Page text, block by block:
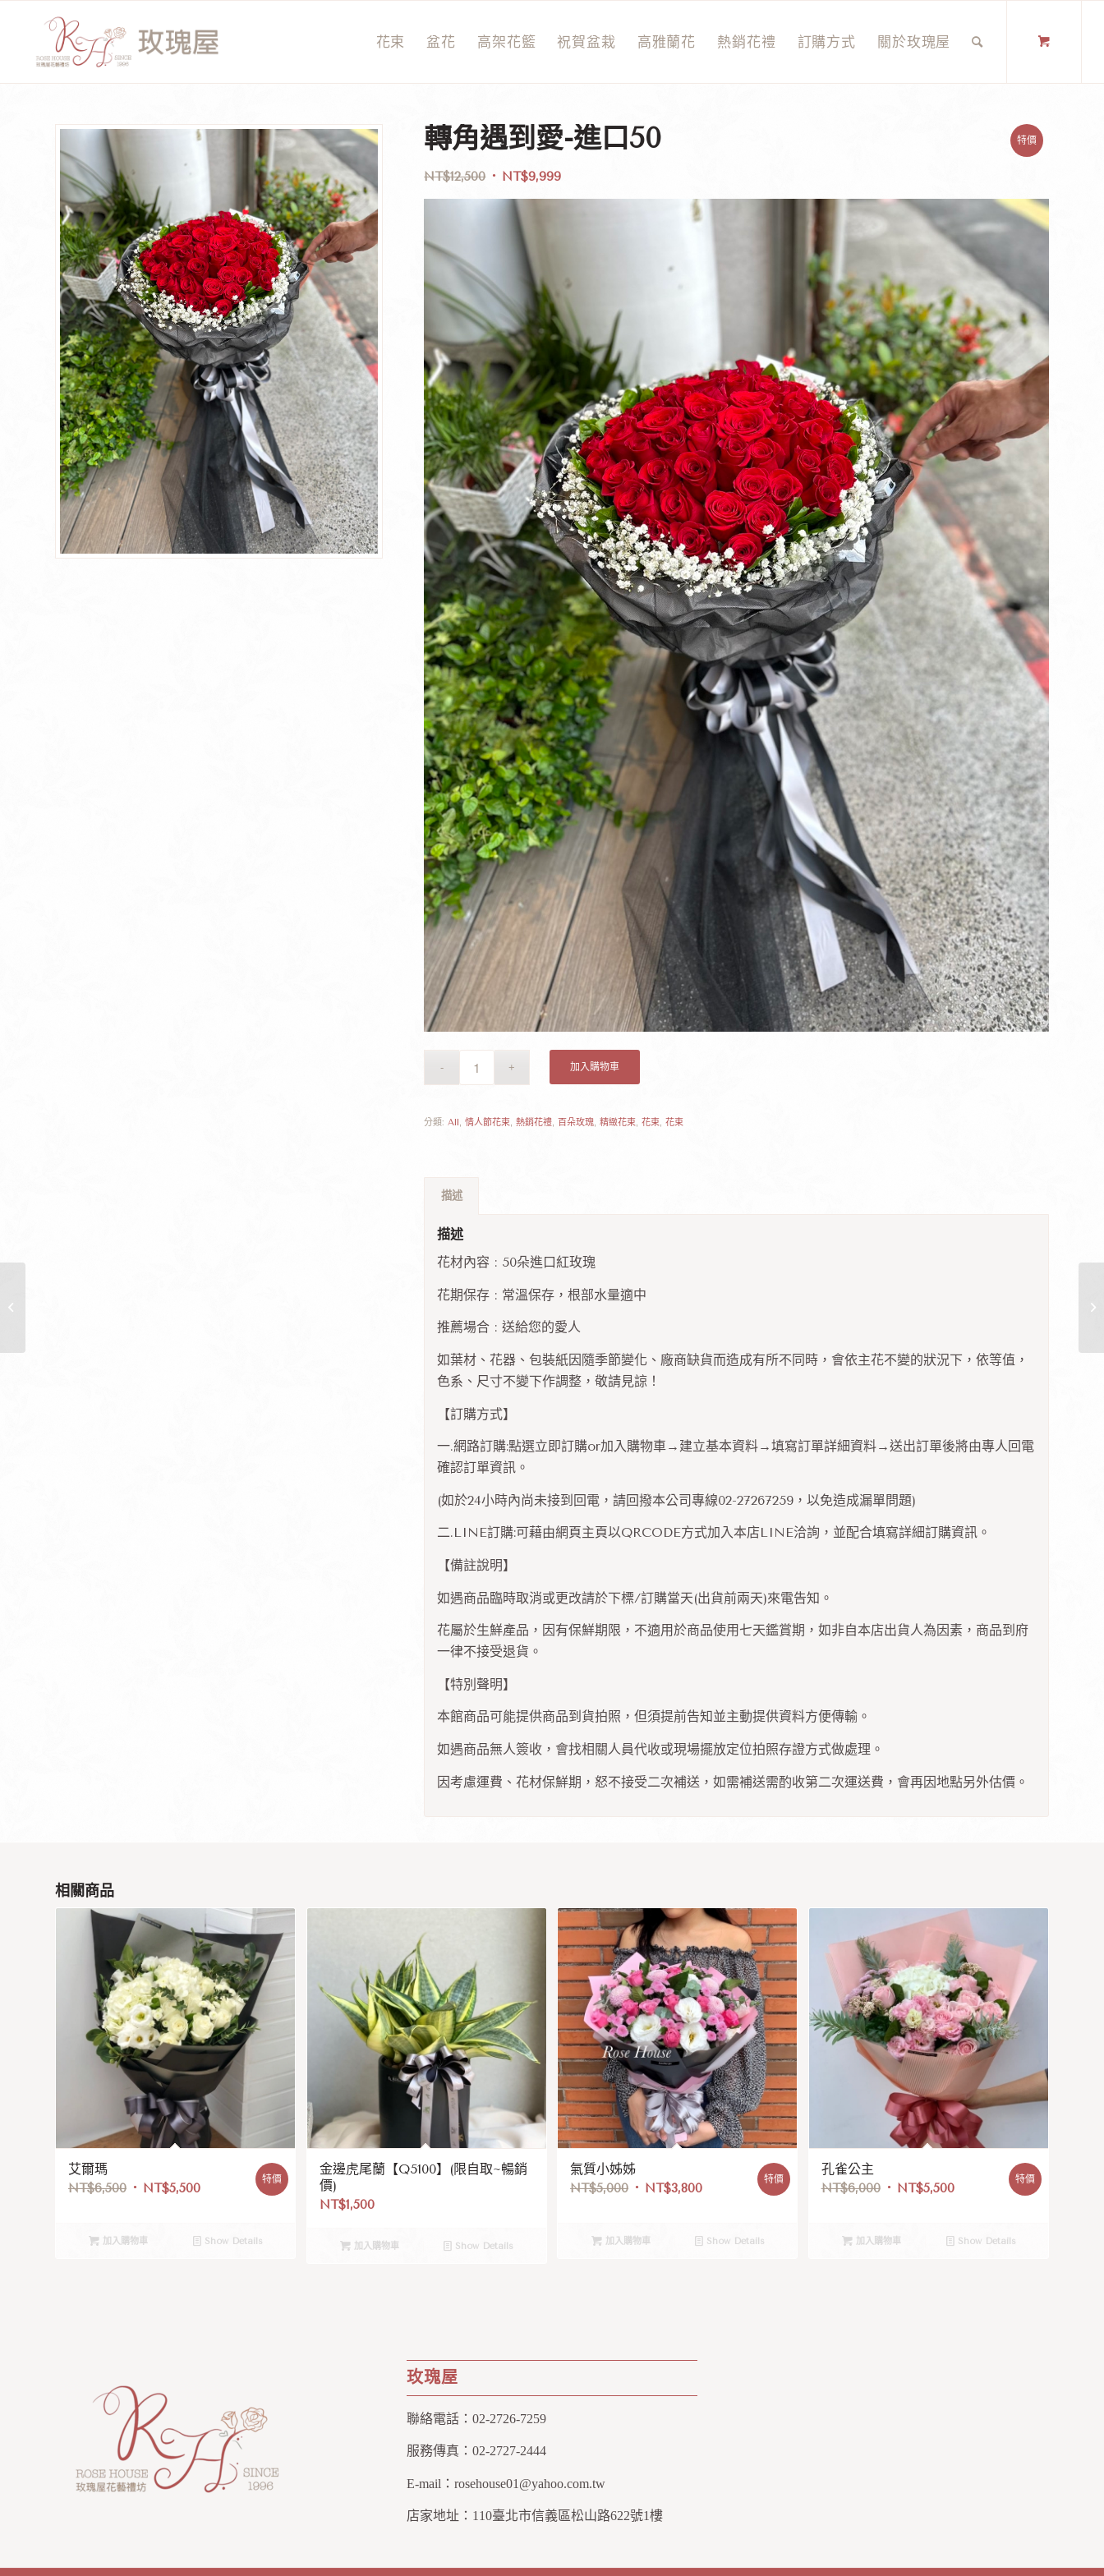
花束 盆花 高架花籃 祝賀盆栽 高雅蘭花 熱銷花禮 訂購方式 關於玫瑰屋
特價
轉角遇到愛-進口50
NT$12,500 NT$9,999
加入購物車
分類:All,情人節花束,熱銷花禮,百朵玫瑰,精緻花束,花束,花束
描述
描述
花材內容 : 50朵進口紅玫瑰
花期保存 : 常溫保存，根部水量適中
推薦場合 : 送給您的愛人
如葉材、花器、包裝紙因隨季節變化、廠商缺貨而造成有所不同時，會依主花不變的狀況下，依等值，
色系、尺寸不變下作調整，敬請見諒！
【訂購方式】
一.網路訂購:點選立即訂購or加入購物車→建立基本資料→填寫訂單詳細資料→送出訂單後將由專人回電
確認訂單資訊。
(如於24小時內尚未接到回電，請回撥本公司專線02-27267259，以免造成漏單問題)
二.LINE訂購:可藉由網頁主頁以QRCODE方式加入本店LINE洽詢，並配合填寫詳細訂購資訊。
【備註說明】
如遇商品臨時取消或更改請於下標/訂購當天(出貨前兩天)來電告知。
花屬於生鮮產品，因有保鮮期限，不適用於商品使用七天鑑賞期，如非自本店出貨人為因素，商品到府
一律不接受退貨。
【特別聲明】
本館商品可能提供商品到貨拍照，但須提前告知並主動提供資料方便傳輸。
如遇商品無人簽收，會找相關人員代收或現場擺放定位拍照存證方式做處理。
因考慮運費、花材保鮮期，怒不接受二次補送，如需補送需酌收第二次運送費，會再因地點另外估價。
相關商品
艾爾瑪
NT$6,500 NT$5,500
特價
加入購物車 Show Details
金邊虎尾蘭【Q5100】(限自取~暢銷
價)
NT$1,500
加入購物車 Show Details
氣質小姊姊
NT$5,000 NT$3,800
特價
加入購物車 Show Details
孔雀公主
NT$6,000 NT$5,500
特價
加入購物車 Show Details
玫瑰屋
聯絡電話： 02-2726-7259
服務傳真： 02-2727-2444
E-mail： rosehouse01@yahoo.com.tw
店家地址： 110臺北市信義區松山路622號1樓